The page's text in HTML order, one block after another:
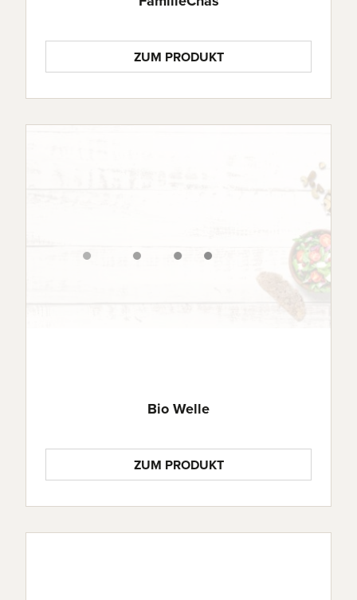
ZUM PRODUKT
Bio Welle
ZUM PRODUKT